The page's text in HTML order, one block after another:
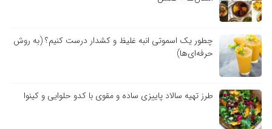
چطور یک اسموتی انبه غلیظ و کشدار درست کنیم؟ (به روش
حرفه‌ای‌ها)
طرز تهیه سالاد پاییزی ساده و مقوی با کدو حلوایی و کینوا